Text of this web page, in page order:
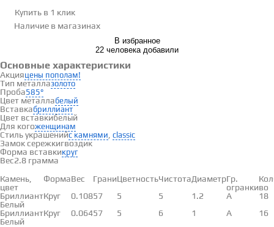
Купить в 1 клик
Наличие в магазинах
В избранное
22 человека добавили
Основные характеристики
Акцияцены пополам!
Тип металлазолото
Проба585°
Цвет металлабелый
Вставкабриллиант
Цвет вставкибелый
Для когоженщинам
Стиль украшенийс камнями classic
Замок сережкигвоздик
Форма вставкикруг
Вес2.8 грамма
Вставки
Камень,
цвет
ФормаВес ГраниЦветностьЧистотаДиаметрГр.
огранкиво
Бриллиант
Белый
Круг 0.10857 5 5 1.2 А
18
Бриллиант
Белый
Круг 0.06457 5 6 1 А 16